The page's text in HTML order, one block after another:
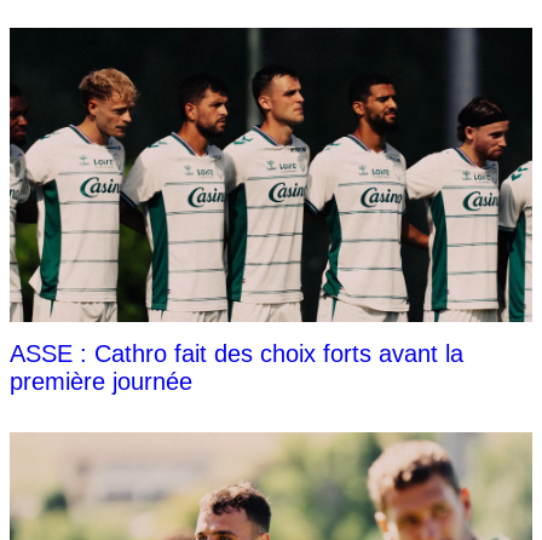
ASSE : Cathro fait des choix forts avant la
première journée